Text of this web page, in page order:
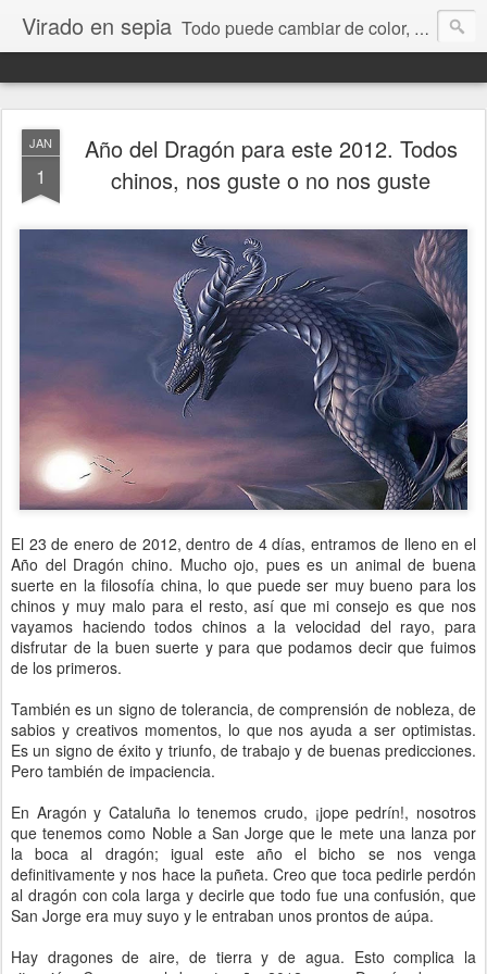
Virado en sepia Todo puede cambiar de color, depende de nosotros y de nuestra capacidad para aprender a mirar. Hablamos de sociedad, economía, empresa, política, RRHH, formación. De Historia reciente, de educación y de temas sociales.
JAN
1
Año del Dragón para este 2012. Todos
chinos, nos guste o no nos guste
El 23 de enero de 2012, dentro de 4 días, entramos de lleno en el
Año del Dragón chino. Mucho ojo, pues es un animal de buena
suerte en la filosofía china, lo que puede ser muy bueno para los
chinos y muy malo para el resto, así que mi consejo es que nos
vayamos haciendo todos chinos a la velocidad del rayo, para
disfrutar de la buen suerte y para que podamos decir que fuimos
de los primeros.
También es un signo de tolerancia, de comprensión de nobleza, de
sabios y creativos momentos, lo que nos ayuda a ser optimistas.
Es un signo de éxito y triunfo, de trabajo y de buenas predicciones.
Pero también de impaciencia.
En Aragón y Cataluña lo tenemos crudo, ¡jope pedrín!, nosotros
que tenemos como Noble a San Jorge que le mete una lanza por
la boca al dragón; igual este año el bicho se nos venga
definitivamente y nos hace la puñeta. Creo que toca pedirle perdón
al dragón con cola larga y decirle que todo fue una confusión, que
San Jorge era muy suyo y le entraban unos prontos de aúpa.
Hay dragones de aire, de tierra y de agua. Esto complica la